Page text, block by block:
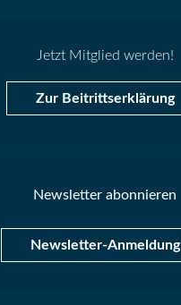
Jetzt Mitglied werden!
Zur Beitrittserklärung
Newsletter abonnieren
Newsletter-Anmeldung